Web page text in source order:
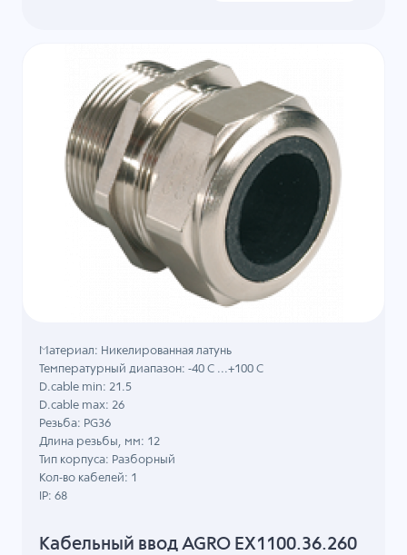
Кабельный ввод AGRO EX1100.36.260
Материал: Никелированная латунь
Температурный диапазон: -40 C ...+100 C
D.cable min: 21.5
D.cable max: 26
Резьба: PG36
Длина резьбы, мм: 12
Тип корпуса: Разборный
Кол-во кабелей: 1
IP: 68